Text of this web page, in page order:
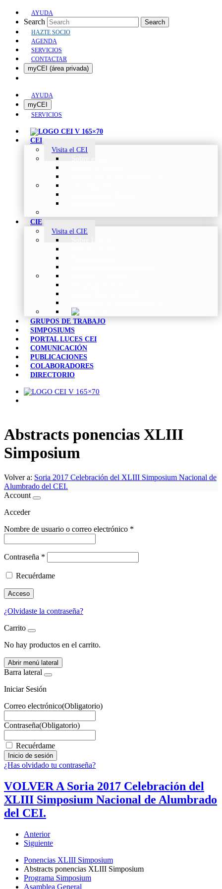
AYUDA
Search Search
HAZTE SOCIO
AGENDA
SERVICIOS
CONTACTAR
myCEI (área privada)
AYUDA
myCEI
SERVICIOS
CEI
Visita el CEI
CIE
Visita el CIE
GRUPOS DE TRABAJO
SIMPOSIUMS
PORTAL LUCES CEI
COMUNICACIÓN
PUBLICACIONES
COLABORADORES
DIRECTORIO
Abstracts ponencias XLIII
Simposium
Volver a: Soria 2017 Celebración del XLIII Simposium Nacional de
Alumbrado del CEI.
Account
Acceder
Nombre de usuario o correo electrónico *
Contraseña *
Recuérdame
Acceso
¿Olvidaste la contraseña?
Carrito
No hay productos en el carrito.
Abrir menú lateral
Barra lateral
Iniciar Sesión
Correo electrónico(Obligatorio)
Contraseña(Obligatorio)
Recuérdame
¿Has olvidado tu contraseña?
VOLVER A Soria 2017 Celebración del
XLIII Simposium Nacional de Alumbrado
del CEI.
Anterior
Siguiente
Ponencias XLIII Simposium
Abstracts ponencias XLIII Simposium
Programa Simposium
Asamblea General